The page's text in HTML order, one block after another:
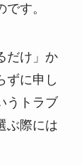
す。
だけ」か
ずに申し
うトラブ
ぶ際には